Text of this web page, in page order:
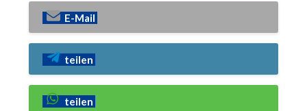
E-Mail
teilen
teilen